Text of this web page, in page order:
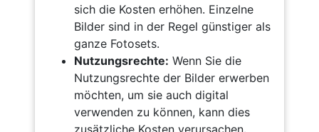
sich die Kosten erhöhen. Einzelne
Bilder sind in der Regel günstiger als
ganze Fotosets.
Nutzungsrechte: Wenn Sie die
Nutzungsrechte der Bilder erwerben
möchten, um sie auch digital
verwenden zu können, kann dies
zusätzliche Kosten verursachen.